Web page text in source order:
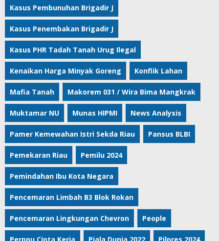
Kasus Pembunuhan Brigadir J
Kasus Penembakan Brigadir J
Kasus PHR Tadah Tanah Urug Ilegal
Kenaikan Harga Minyak Goreng Konflik Lahan
Mafia Tanah Makorem 031 / Wira Bima Mangkrak
Muktamar NU Munas HIPMI News Analysis
Pamer Kemewahan Istri Sekda Riau Pansus BLBI
Pemekaran Riau Pemilu 2024
Pemindahan Ibu Kota Negara
Pencemaran Limbah B3 Blok Rokan
Pencemaran Lingkungan Chevron People